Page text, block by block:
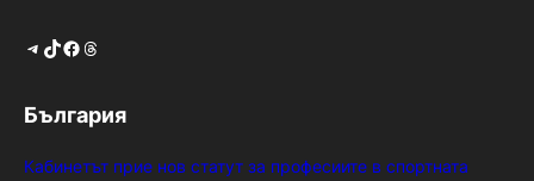
Telegram TikTok Facebook Threads
България
Кабинетът прие нов статут за професиите в спортната